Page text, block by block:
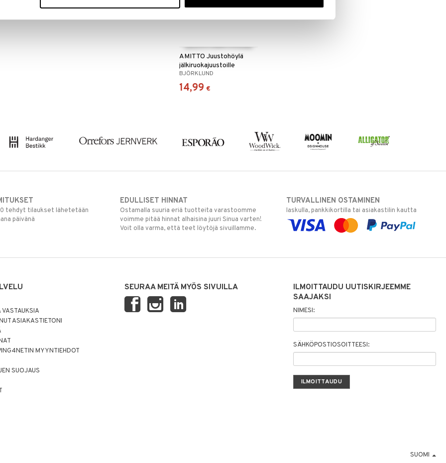
AMITTO Juustohöylä
jälkiruokajuustoille
BJÖRKLUND
14,99 €
tehdyt tilaukset lähetetään
päivänä
EDULLISET HINNAT
Ostamalla suuria eriä tuotteita varastoomme
voimme pitää hinnat alhaisina juuri Sinua varten!
Voit olla varma, että teet löytöjä sivuillamme.
TURVALLINEN OSTAMINEN
laskulla, pankkikortilla tai asiakastilin kautta
ASIAKASTIETONI
MYYNTIEHDOT
SUOJAUS
SEURAA MEITÄ MYÖS SIVUILLA
ILMOITTAUDU UUTISKIRJEEMME
SAAJAKSI
NIMESI:
SÄHKÖPOSTIOSOITTEESI:
SUOMI